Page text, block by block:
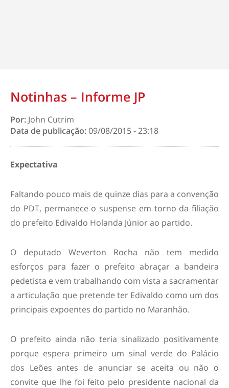
Notinhas – Informe JP
Por: John Cutrim
Data de publicação:09/08/2015 - 23:18
Expectativa
Faltando pouco mais de quinze dias para a convenção
do PDT, permanece o suspense em torno da filiação
do prefeito Edivaldo Holanda Júnior ao partido.
O deputado Weverton Rocha não tem medido
esforços para fazer o prefeito abraçar a bandeira
pedetista e vem trabalhando com vista a sacramentar
a articulação que pretende ter Edivaldo como um dos
principais expoentes do partido no Maranhão.
O prefeito ainda não teria sinalizado positivamente
porque espera primeiro um sinal verde do Palácio
dos Leões antes de anunciar se aceita ou não o
convite que lhe foi feito pelo presidente nacional da